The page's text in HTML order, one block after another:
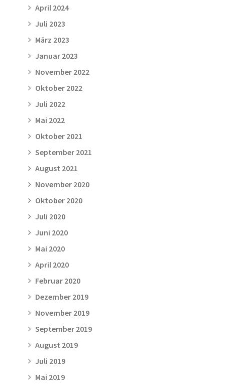
April 2024
Juli 2023
März 2023
Januar 2023
November 2022
Oktober 2022
Juli 2022
Mai 2022
Oktober 2021
September 2021
August 2021
November 2020
Oktober 2020
Juli 2020
Juni 2020
Mai 2020
April 2020
Februar 2020
Dezember 2019
November 2019
September 2019
August 2019
Juli 2019
Mai 2019